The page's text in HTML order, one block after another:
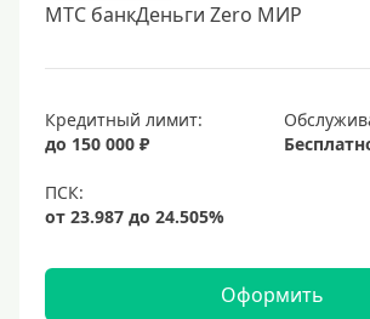
МТС банкДеньги Zero МИР
Кредитный лимит:
до 150 000 ₽
Оформить